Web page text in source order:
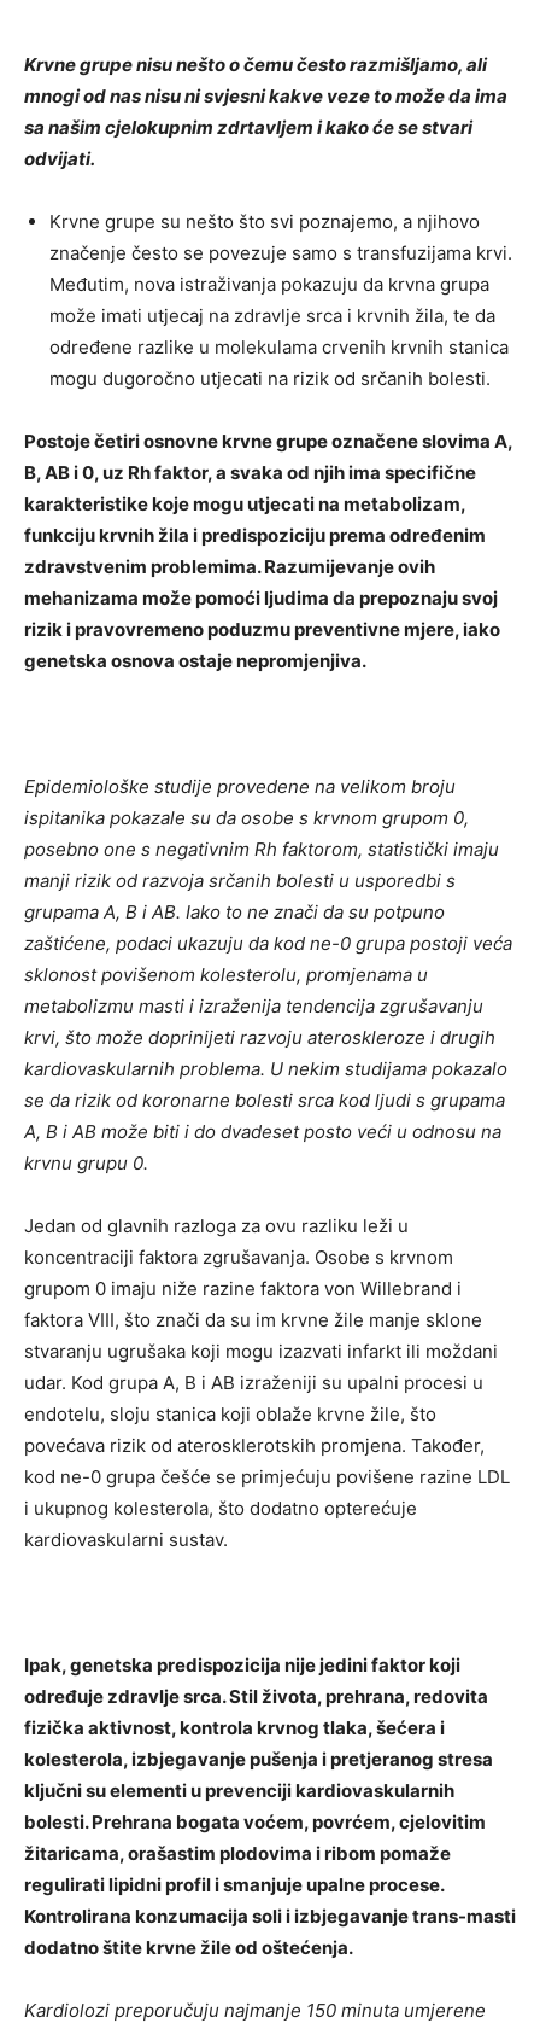
Krvne grupe nisu nešto o čemu često razmišljamo, ali
mnogi od nas nisu ni svjesni kakve veze to može da ima
sa našim cjelokupnim zdrtavljem i kako će se stvari
odvijati.
Krvne grupe su nešto što svi poznajemo, a njihovo
značenje često se povezuje samo s transfuzijama krvi.
Međutim, nova istraživanja pokazuju da krvna grupa
može imati utjecaj na zdravlje srca i krvnih žila, te da
određene razlike u molekulama crvenih krvnih stanica
mogu dugoročno utjecati na rizik od srčanih bolesti.
Postoje četiri osnovne krvne grupe označene slovima A,
B, AB i 0, uz Rh faktor, a svaka od njih ima specifične
karakteristike koje mogu utjecati na metabolizam,
funkciju krvnih žila i predispoziciju prema određenim
zdravstvenim problemima. Razumijevanje ovih
mehanizama može pomoći ljudima da prepoznaju svoj
rizik i pravovremeno poduzmu preventivne mjere, iako
genetska osnova ostaje nepromjenjiva.
Epidemiološke studije provedene na velikom broju
ispitanika pokazale su da osobe s krvnom grupom 0,
posebno one s negativnim Rh faktorom, statistički imaju
manji rizik od razvoja srčanih bolesti u usporedbi s
grupama A, B i AB. Iako to ne znači da su potpuno
zaštićene, podaci ukazuju da kod ne-0 grupa postoji veća
sklonost povišenom kolesterolu, promjenama u
metabolizmu masti i izraženija tendencija zgrušavanju
krvi, što može doprinijeti razvoju ateroskleroze i drugih
kardiovaskularnih problema. U nekim studijama pokazalo
se da rizik od koronarne bolesti srca kod ljudi s grupama
A, B i AB može biti i do dvadeset posto veći u odnosu na
krvnu grupu 0.
Jedan od glavnih razloga za ovu razliku leži u
koncentraciji faktora zgrušavanja. Osobe s krvnom
grupom 0 imaju niže razine faktora von Willebrand i
faktora VIII, što znači da su im krvne žile manje sklone
stvaranju ugrušaka koji mogu izazvati infarkt ili moždani
udar. Kod grupa A, B i AB izraženiji su upalni procesi u
endotelu, sloju stanica koji oblaže krvne žile, što
povećava rizik od aterosklerotskih promjena. Također,
kod ne-0 grupa češće se primjećuju povišene razine LDL
i ukupnog kolesterola, što dodatno opterećuje
kardiovaskularni sustav.
Ipak, genetska predispozicija nije jedini faktor koji
određuje zdravlje srca. Stil života, prehrana, redovita
fizička aktivnost, kontrola krvnog tlaka, šećera i
kolesterola, izbjegavanje pušenja i pretjeranog stresa
ključni su elementi u prevenciji kardiovaskularnih
bolesti. Prehrana bogata voćem, povrćem, cjelovitim
žitaricama, orašastim plodovima i ribom pomaže
regulirati lipidni profil i smanjuje upalne procese.
Kontrolirana konzumacija soli i izbjegavanje trans-masti
dodatno štite krvne žile od oštećenja.
Kardiolozi preporučuju najmanje 150 minuta umjerene